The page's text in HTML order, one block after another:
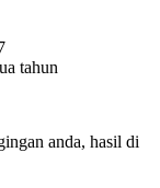
tahun
anda, hasil di